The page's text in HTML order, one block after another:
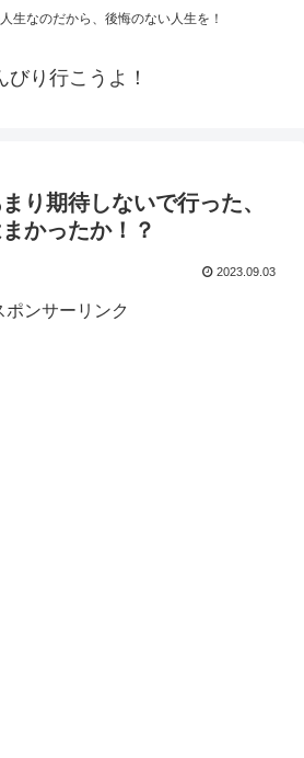
生なのだから、後悔のない人生を！
びり行こうよ！
り期待しないで行った、
かったか！？
2023.09.03
ポンサーリンク